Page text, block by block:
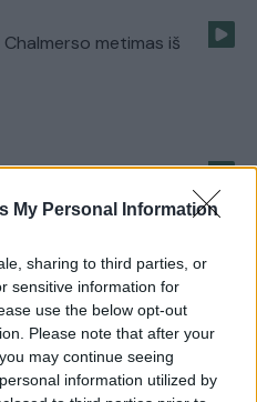
My Personal Information
sharing to third parties, or
sensitive information for
use the below opt-out
Please note that after your
may continue seeing
information utilized by
metimas iš
nubaustas „Heat“